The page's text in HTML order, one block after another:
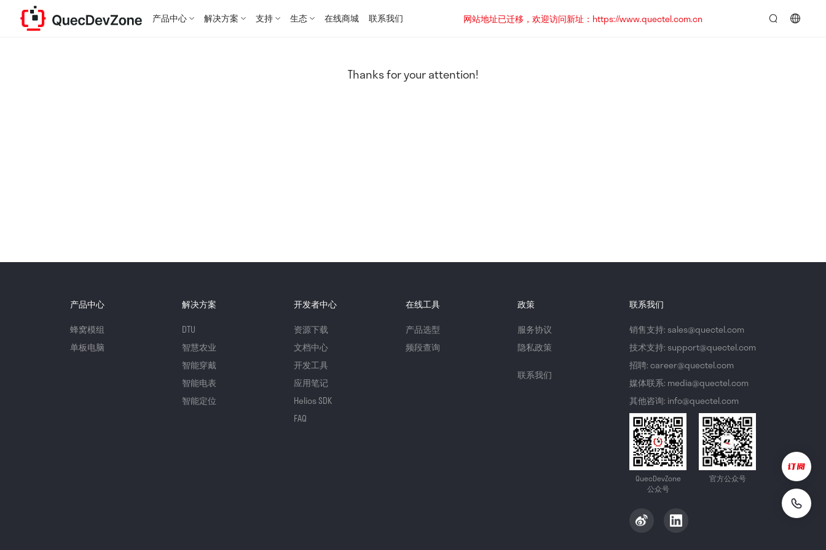
产品中心 解决方案 支持 生态 在线商城 联系我们
网站地址已迁移，欢迎访问新址：https://www.quectel.com.cn
Thanks for your attention!
产品中心
蜂窝模组
单板电脑
解决方案
DTU
智慧农业
智能穿戴
智能电表
智能定位
开发者中心
资源下载
文档中心
开发工具
应用笔记
Helios SDK
FAQ
在线工具
产品选型
频段查询
政策
服务协议
隐私政策
联系我们
联系我们
销售支持: sales@quectel.com
技术支持: support@quectel.com
招聘: career@quectel.com
媒体联系: media@quectel.com
其他咨询: info@quectel.com
QuecDevZone
公众号
官方公众号